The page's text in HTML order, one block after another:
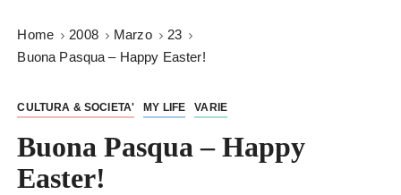
Home 2008 Marzo
23
Buona Pasqua – Happy Easter!
CULTURA & SOCIETA' MY LIFE VARIE
Buona Pasqua – Happy
Easter!